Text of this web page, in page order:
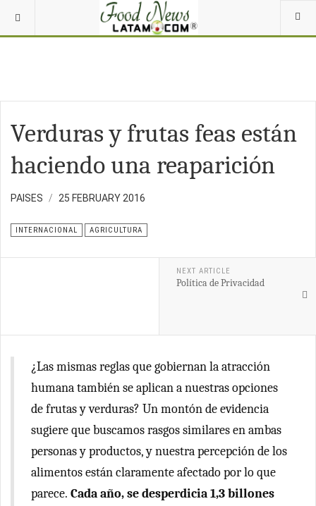
Verduras y frutas feas están
haciendo una reaparición
PAISES 25 FEBRUARY 2016
INTERNACIONAL AGRICULTURA
NEXT ARTICLE
Política de Privacidad
¿Las mismas reglas que gobiernan la atracción
humana también se aplican a nuestras opciones
de frutas y verduras? Un montón de evidencia
sugiere que buscamos rasgos similares en ambas
personas y productos, y nuestra percepción de los
alimentos están claramente afectado por lo que
parece. Cada año, se desperdicia 1,3 billones